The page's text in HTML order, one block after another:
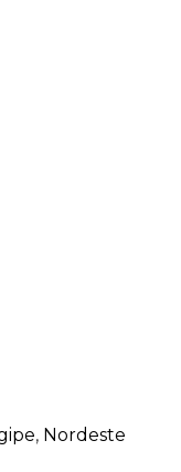
, Nordeste